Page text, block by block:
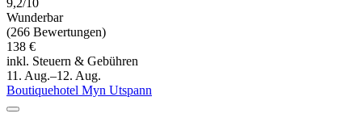
9,2/10
Wunderbar
(266 Bewertungen)
138 €
inkl. Steuern & Gebühren
11. Aug.–12. Aug.
Boutiquehotel Myn Utspann